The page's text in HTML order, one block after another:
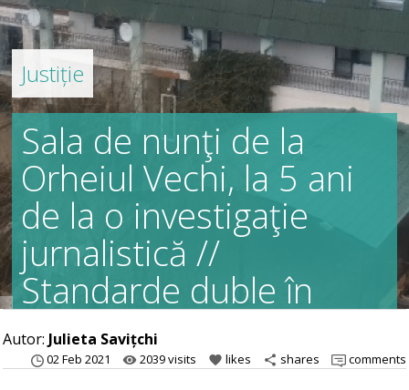
Justiție
Sala de nunţi de la
Orheiul Vechi, la 5 ani
de la o investigaţie
jurnalistică //
Standarde duble în
justiţie şi scheme
perfecționate
Autor: Julieta Savițchi
02 Feb 2021 remove_red_eye 2039 visits favorite likes share shares comments